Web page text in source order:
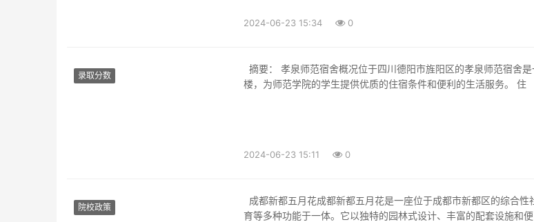
2024-06-23 15:34 0
录取分数
楼，为师范学院的学生提供优质的住宿条件和便利的生活服务。 住
2024-06-23 15:11 0
院校政策
育等多种功能于一体。它以独特的园林式设计、丰富的配套设施和便